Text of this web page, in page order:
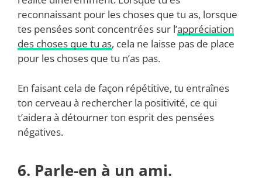
reconnaissant pour les choses que tu as, lorsque
tes pensées sont concentrées sur l’appréciation
des choses que tu as, cela ne laisse pas de place
pour les choses que tu n’as pas.
En faisant cela de façon répétitive, tu entraînes
ton cerveau à rechercher la positivité, ce qui
t’aidera à détourner ton esprit des pensées
négatives.
6. Parle-en à un ami.